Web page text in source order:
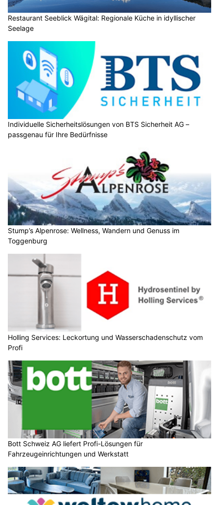
Restaurant Seeblick Wägital: Regionale Küche in idyllischer
Seelage
Individuelle Sicherheitslösungen von BTS Sicherheit AG –
passgenau für Ihre Bedürfnisse
Stump’s Alpenrose: Wellness, Wandern und Genuss im
Toggenburg
Holling Services: Leckortung und Wasserschadenschutz vom
Profi
Bott Schweiz AG liefert Profi-Lösungen für
Fahrzeugeinrichtungen und Werkstatt